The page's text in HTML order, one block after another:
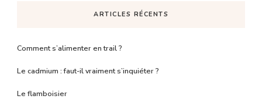
ARTICLES RÉCENTS
Comment s’alimenter en trail ?
Le cadmium : faut-il vraiment s’inquiéter ?
Le flamboisier